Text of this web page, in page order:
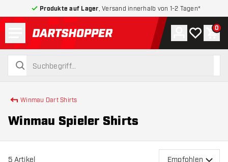
Produkte auf Lager , Versand innerhalb von 1-2 Tagen*
zurück zur Startseite
suchen
suchen
Konto
Meine 0
Winmau Dart Shirts
Winmau Spieler Shirts
5 Artikel Empfohlen